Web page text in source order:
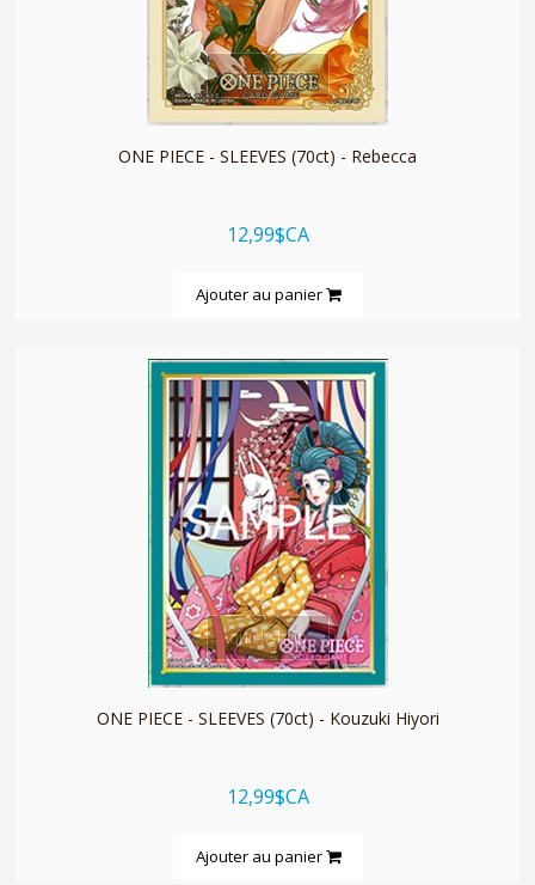
quickshop
ONE PIECE - SLEEVES (70ct) - Rebecca
12,99$CA
Ajouter au panier
quickshop
ONE PIECE - SLEEVES (70ct) - Kouzuki Hiyori
12,99$CA
Ajouter au panier